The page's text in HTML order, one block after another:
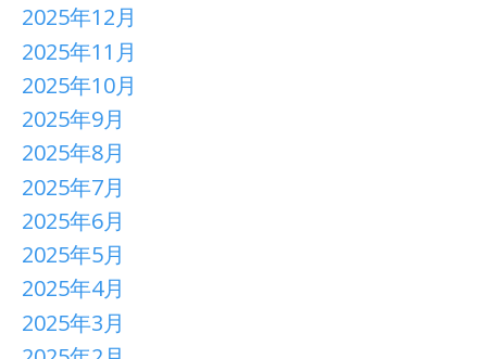
2025年12月
2025年11月
2025年10月
2025年9月
2025年8月
2025年7月
2025年6月
2025年5月
2025年4月
2025年3月